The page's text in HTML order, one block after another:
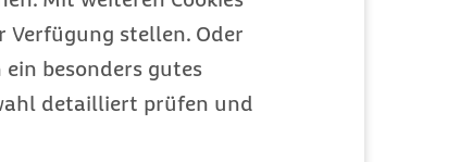
Verfügung stellen. Oder
besonders gutes
detailliert prüfen und